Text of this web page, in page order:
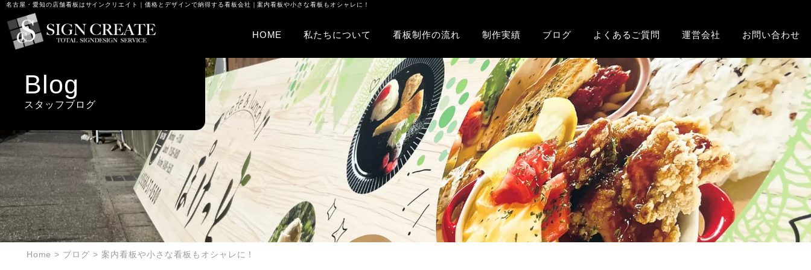
名古屋・愛知の店舗看板はサインクリエイト｜価格とデザインで納得する看板会社｜案内看板や小さな看板もオシャレに！
HOME 私たちについて 看板制作の流れ 制作実績 ブログ よくあるご質問 運営会社 お問い合わせ
Blog
スタッフブログ
Home > ブログ >案内看板や小さな看板もオシャレに！